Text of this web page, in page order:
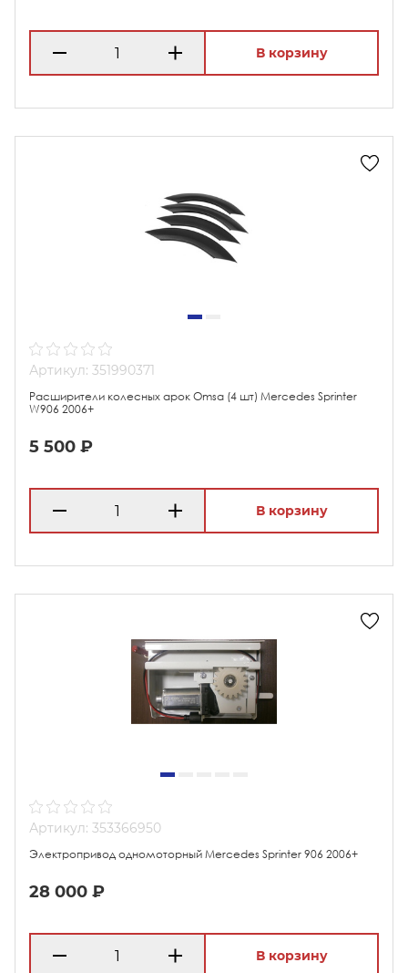
В корзину
Артикул: 351990371
Расширители колесных арок Omsa (4 шт) Mercedes Sprinter
W906 2006+
5 500 ₽
В корзину
Артикул: 353366950
Электропривод одномоторный Mercedes Sprinter 906 2006+
28 000 ₽
В корзину